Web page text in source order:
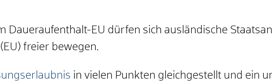
Daueraufenthalt-EU dürfen sich ausländische
freier bewegen.
in vielen Punkten gleichgestellt und ein